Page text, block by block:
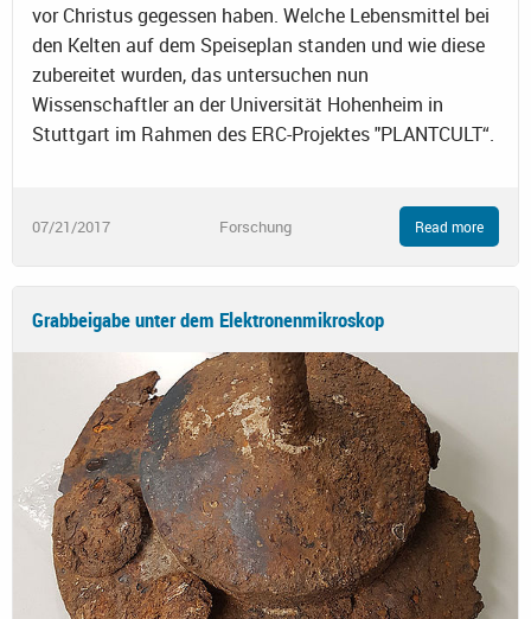
vor Christus gegessen haben. Welche Lebensmittel bei
den Kelten auf dem Speiseplan standen und wie diese
zubereitet wurden, das untersuchen nun
Wissenschaftler an der Universität Hohenheim in
Stuttgart im Rahmen des ERC-Projektes "PLANTCULT“.
07/21/2017 Forschung Read more
Grabbeigabe unter dem Elektronenmikroskop